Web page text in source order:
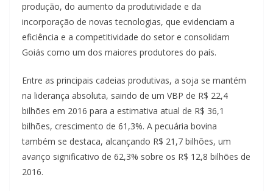
produção, do aumento da produtividade e da
incorporação de novas tecnologias, que evidenciam a
eficiência e a competitividade do setor e consolidam
Goiás como um dos maiores produtores do país.
Entre as principais cadeias produtivas, a soja se mantém
na liderança absoluta, saindo de um VBP de R$ 22,4
bilhões em 2016 para a estimativa atual de R$ 36,1
bilhões, crescimento de 61,3%. A pecuária bovina
também se destaca, alcançando R$ 21,7 bilhões, um
avanço significativo de 62,3% sobre os R$ 12,8 bilhões de
2016.